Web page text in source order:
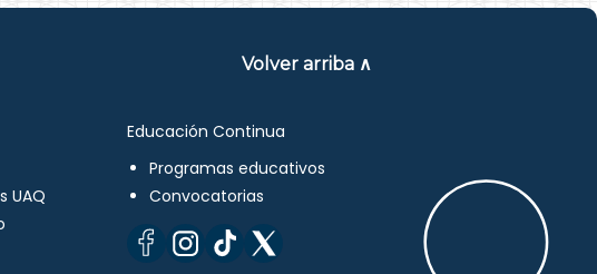
Volver arriba ∧
UAQ
Educación Continua
Programas educativos
Convocatorias